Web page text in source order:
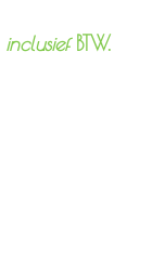
inclusiefBTW.